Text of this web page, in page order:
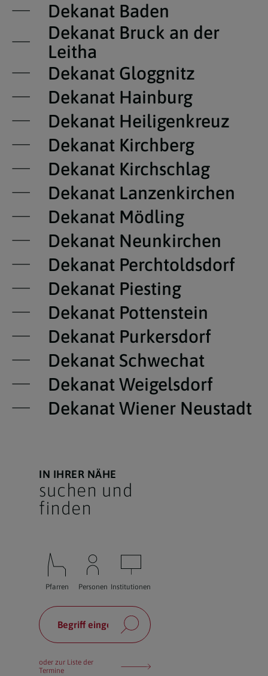
Dekanat Baden
Dekanat Bruck an der
Leitha
Dekanat Gloggnitz
Dekanat Hainburg
Dekanat Heiligenkreuz
Dekanat Kirchberg
Dekanat Kirchschlag
Dekanat Lanzenkirchen
Dekanat Mödling
Dekanat Neunkirchen
Dekanat Perchtoldsdorf
Dekanat Piesting
Dekanat Pottenstein
Dekanat Purkersdorf
Dekanat Schwechat
Dekanat Weigelsdorf
Dekanat Wiener Neustadt
IN IHRER NÄHE
suchen und
finden
Pfarren Personen Institutionen
oder zur Liste der
Termine